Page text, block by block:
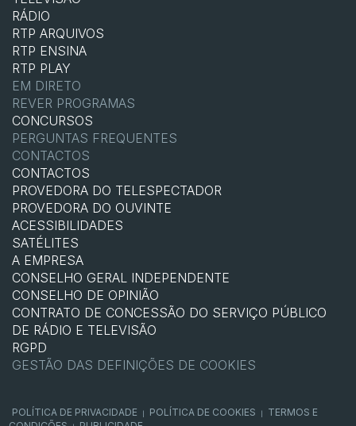
RÁDIO
RTP ARQUIVOS
RTP ENSINA
RTP PLAY
EM DIRETO
REVER PROGRAMAS
CONCURSOS
PERGUNTAS FREQUENTES
CONTACTOS
CONTACTOS
PROVEDORA DO TELESPECTADOR
PROVEDORA DO OUVINTE
ACESSIBILIDADES
SATÉLITES
A EMPRESA
CONSELHO GERAL INDEPENDENTE
CONSELHO DE OPINIÃO
CONTRATO DE CONCESSÃO DO SERVIÇO PÚBLICO
DE RÁDIO E TELEVISÃO
RGPD
GESTÃO DAS DEFINIÇÕES DE COOKIES
POLÍTICA DE PRIVACIDADE POLÍTICA DE COOKIES
TERMOS E